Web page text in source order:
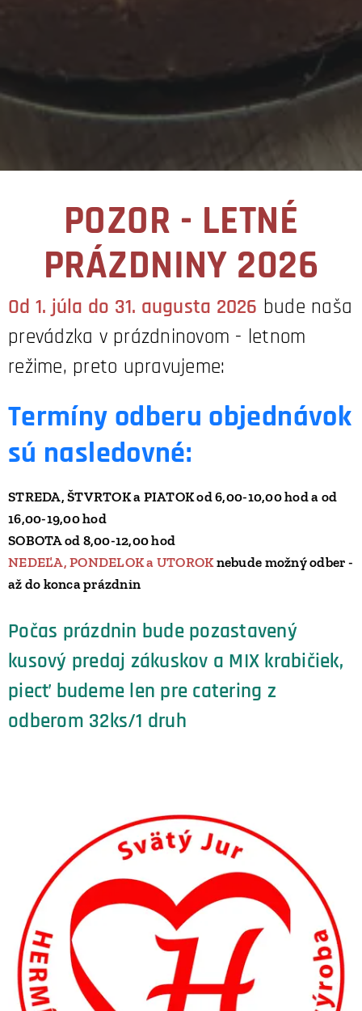
POZOR - LETNÉ
PRÁZDNINY 2026
Od 1. júla do 31. augusta 2026 bude naša
prevádzka v prázdninovom - letnom
režime, preto upravujeme:
Termíny odberu objednávok
sú nasledovné:
STREDA, ŠTVRTOK a PIATOK od 6,00-10,00 hod a od
16,00-19,00 hod
SOBOTA od 8,00-12,00 hod
NEDEĽA, PONDELOK a UTOROKnebude možný odber -
až do konca prázdnin
Počas prázdnin bude pozastavený
kusový predaj zákuskov a MIX krabičiek,
piecť budeme len pre catering z
odberom 32ks/1 druh